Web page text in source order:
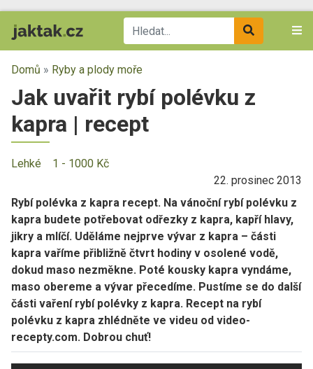
Domů » Ryby a plody moře
Jak uvařit rybí polévku z
kapra | recept
Lehké
1 - 1000 Kč
22. prosinec 2013
Rybí polévka z kapra recept. Na vánoční rybí polévku z
kapra budete potřebovat odřezky z kapra, kapří hlavy,
jikry a mlíčí. Uděláme nejprve vývar z kapra – části
kapra vaříme přibližně čtvrt hodiny v osolené vodě,
dokud maso nezměkne. Poté kousky kapra vyndáme,
maso obereme a vývar přecedíme. Pustíme se do další
části vaření rybí polévky z kapra. Recept na rybí
polévku z kapra zhlédněte ve videu od video-
recepty.com. Dobrou chuť!